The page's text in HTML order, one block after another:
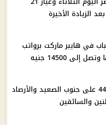
في هايبر ماركت برواتب
تبدأ من 9993 جنيهًا وتصل إلى 14500 جنيه
درجات الحرارة تصل 44 على جنوب الصعيد والأرصاد
والسائقين